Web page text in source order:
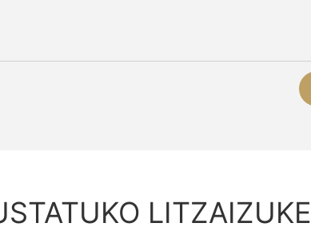
LITZAIZUKE